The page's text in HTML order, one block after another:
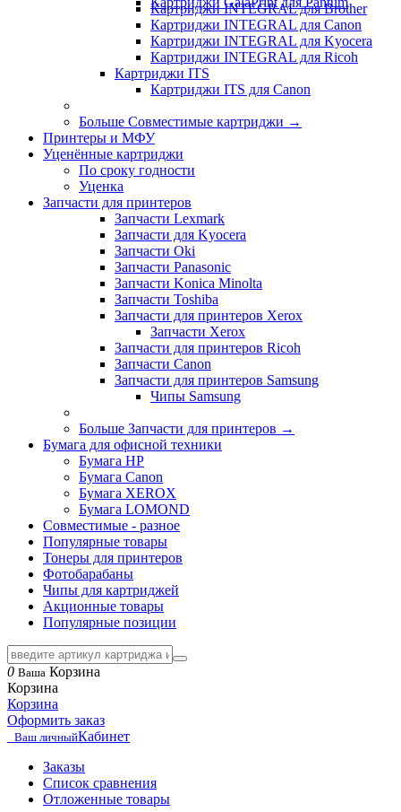
Картриджи INTEGRAL для Brother
Картриджи INTEGRAL для Canon
Картриджи INTEGRAL для Kyocera
Картриджи INTEGRAL для Ricoh
Картриджи ITS
Картриджи ITS для Canon
Больше Совместимые картриджи →
Принтеры и МФУ
Уценённые картриджи
По сроку годности
Уценка
Запчасти для принтеров
Запчасти Lexmark
Запчасти для Kyocera
Запчасти Oki
Запчасти Panasonic
Запчасти Koniсa Minolta
Запчасти Toshiba
Запчасти для принтеров Xerox
Запчасти Xerox
Запчасти для принтеров Ricoh
Запчасти Canon
Запчасти для принтеров Samsung
Чипы Samsung
Больше Запчасти для принтеров →
Бумага для офисной техники
Бумага HP
Бумага Canon
Бумага XEROX
Бумага LOMOND
Совместимые - разное
Популярные товары
Тонеры для принтеров
Фотобарабаны
Чипы для картриджей
Акционные товары
Популярные позиции
0 Ваша Корзина
Корзина
Корзина
Оформить заказ
Ваш личныйКабинет
Заказы
Список сравнения
Отложенные товары